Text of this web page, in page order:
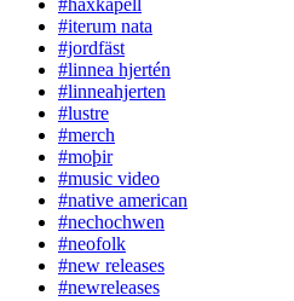
#iterum nata
#jordfäst
#linnea hjertén
#linneahjerten
#lustre
#merch
#moþir
#music video
#native american
#nechochwen
#neofolk
#new releases
#newreleases